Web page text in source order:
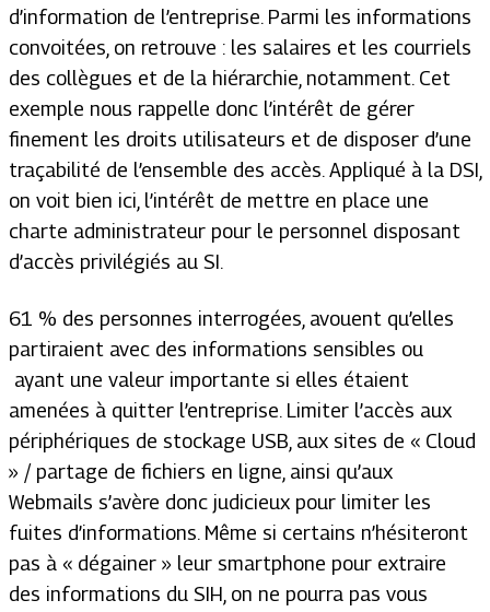
d’information de l’entreprise. Parmi les informations
convoitées, on retrouve : les salaires et les courriels
des collègues et de la hiérarchie, notamment. Cet
exemple nous rappelle donc l’intérêt de gérer
finement les droits utilisateurs et de disposer d’une
traçabilité de l’ensemble des accès. Appliqué à la DSI,
on voit bien ici, l’intérêt de mettre en place une
charte administrateur pour le personnel disposant
d’accès privilégiés au SI.
61 % des personnes interrogées, avouent qu’elles
partiraient avec des informations sensibles ou
ayant une valeur importante si elles étaient
amenées à quitter l’entreprise. Limiter l’accès aux
périphériques de stockage USB, aux sites de « Cloud
» / partage de fichiers en ligne, ainsi qu’aux
Webmails s’avère donc judicieux pour limiter les
fuites d’informations. Même si certains n’hésiteront
pas à « dégainer » leur smartphone pour extraire
des informations du SIH, on ne pourra pas vous